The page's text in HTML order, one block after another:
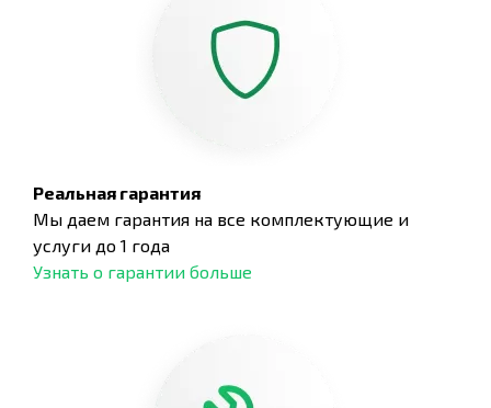
Реальная гарантия
Мы даем гарантия на все комплектующие и
услуги до 1 года
Узнать о гарантии больше